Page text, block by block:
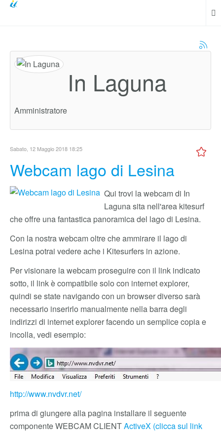
In Laguna
Amministratore
Sabato, 12 Maggio 2018 18:25
Webcam lago di Lesina
Qui trovi la webcam di In
Laguna sita nell'area kitesurf
che offre una fantastica panoramica del lago di Lesina.
Con la nostra webcam oltre che ammirare il lago di
Lesina potrai vedere ache i Kitesurfers in azione.
Per visionare la webcam proseguire con il link indicato
sotto, il link è compatibile solo con internet explorer,
quindi se state navigando con un browser diverso sarà
necessario inserirlo manualmente nella barra degli
indirizzi di internet explorer facendo un semplice copia e
incolla, vedi esempio:
http://www.nvdvr.net/
prima di giungere alla pagina installare il seguente
componente WEBCAM CLIENTActiveX (clicca sul link